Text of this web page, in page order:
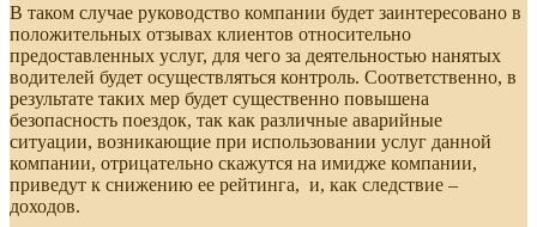
В таком случае руководство компании будет заинтересовано в
положительных отзывах клиентов относительно
предоставленных услуг, для чего за деятельностью нанятых
водителей будет осуществляться контроль. Соответственно, в
результате таких мер будет существенно повышена
безопасность поездок, так как различные аварийные
ситуации, возникающие при использовании услуг данной
компании, отрицательно скажутся на имидже компании,
приведут к снижению ее рейтинга, и, как следствие –
доходов.